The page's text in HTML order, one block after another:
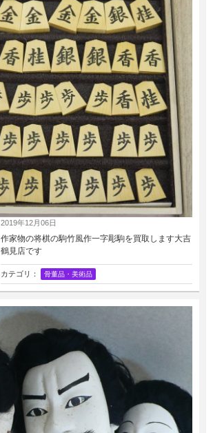
2019年12月06日
作家物の将棋の駒竹風作一字彫駒を買取します大吉
鶴見店です
カテゴリ： 骨董品・美術品